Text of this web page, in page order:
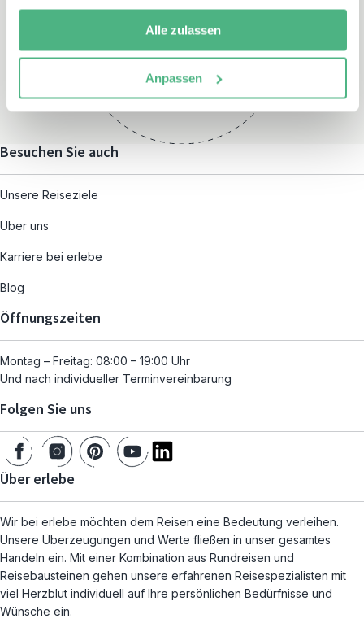
Alle zulassen
Anpassen
Montag – Freitag:
und nach individueller
Terminvereinbarung
Besuchen Sie auch
Unsere Reiseziele
Über uns
Karriere bei erlebe
Blog
Öffnungszeiten
Montag – Freitag: 08:00 – 19:00 Uhr
Und nach individueller Terminvereinbarung
Folgen Sie uns
Über erlebe
Wir bei erlebe möchten dem Reisen eine Bedeutung verleihen.
Unsere Überzeugungen und Werte fließen in unser gesamtes
Handeln ein. Mit einer Kombination aus Rundreisen und
Reisebausteinen gehen unsere erfahrenen Reisespezialisten mit
viel Herzblut individuell auf Ihre persönlichen Bedürfnisse und
Wünsche ein.